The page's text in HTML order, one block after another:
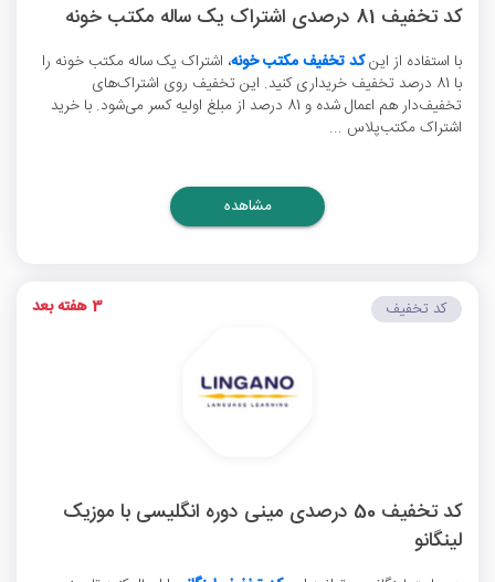
کد تخفیف 81 درصدی اشتراک یک ساله مکتب خونه
با استفاده از اینکد تخفیف مکتب خونه، اشتراک یک ساله مکتب خونه را
با 81 درصد تخفیف خریداری کنید. این تخفیف روی اشتراک‌های
تخفیف‌دار هم اعمال شده و 81 درصد از مبلغ اولیه کسر می‌شود. با خرید
اشتراک مکتب‌پلاس ...
مشاهده
کد تخفیف 50 درصدی مینی دوره انگلیسی با موزیک
لینگانو
کد تخفیف 3 هفته بعد